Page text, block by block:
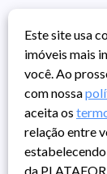
Este site usa
imóveis mais
você. Ao
com nossa
aceita os
relação entre
da